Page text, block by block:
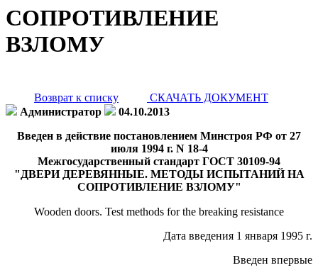
СОПРОТИВЛЕНИЕ
ВЗЛОМУ
Возврат к списку
СКАЧАТЬ ДОКУМЕНТ
Администратор
04.10.2013
Введен в действие постановлением Минстроя РФ от 27
июля 1994 г. N 18-4
Межгосударственный стандарт ГОСТ 30109-94
"ДВЕРИ ДЕРЕВЯННЫЕ. МЕТОДЫ ИСПЫТАНИЙ НА
СОПРОТИВЛЕНИЕ ВЗЛОМУ"
Wooden doors. Test methods for the breaking resistance
Дата введения 1 января 1995 г.
Введен впервые